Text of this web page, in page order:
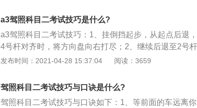
保持30公分左右。
车、牵引车、城市公交车、中型客车、大型货车准驾车
项。大型客车、城市公交车必考项目：桩考、坡道定点
通过单边桥、通过连续障碍。
a3驾照科目二考试技巧是什么?
a3驾照科目二考试技巧：1、挂倒挡起步，从起点后退
4号杆对齐时，将方向盘向右打尽；2、继续后退至2号
时，向左回半拳方向盘；3、当2号杆在后挡风玻璃上角
左右小幅修正方向，倒入库底（左后轮观察挡泥板中小
停车。
发布时间：2021-04-28 15:37:04 阅读：3659
驾照科目二考试技巧与口诀是什么?
驾照科目二考试技巧与口诀如下：1、等前面的车远离